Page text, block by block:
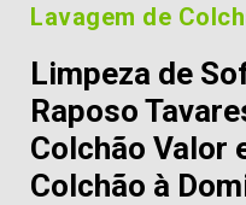
Lavagem de
Limpeza de
Raposo
Colchão Valor
Colchão à